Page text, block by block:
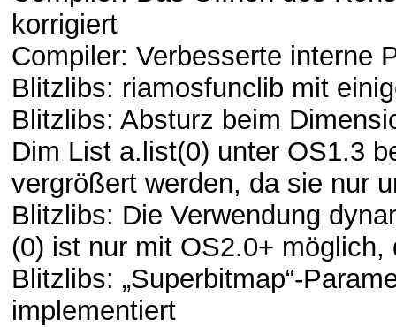
korrigiert
Compiler: Verbesserte interne
Blitzlibs: riamosfunclib mit
Blitzlibs: Absturz beim
Dim List a.list(0) unter OS1.3
vergrößert werden, da sie nur
Blitzlibs: Die Verwendung
(0) ist nur mit OS2.0+
Blitzlibs: „Superbitmap“-
implementiert